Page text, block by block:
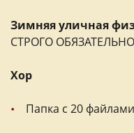
Зимняя уличная
СТРОГО
Хор
Папка с 20